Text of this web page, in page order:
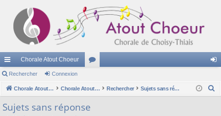
cc
ès
ra
Chorale Atout Choeur
u ne
Rechercher Connexion
Chorale Atout Choeur Chorale Atout Choeur Rechercher Sujets sans réponse
Sujets sans réponse